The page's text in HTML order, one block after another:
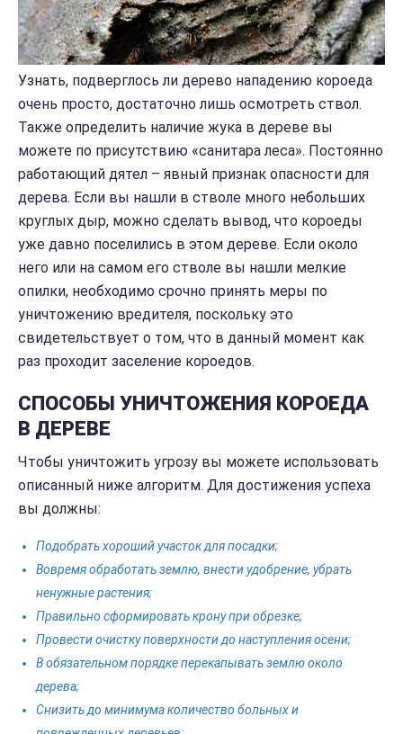
Узнать, подверглось ли дерево нападению короеда
очень просто, достаточно лишь осмотреть ствол.
Также определить наличие жука в дереве вы
можете по присутствию «санитара леса». Постоянно
работающий дятел – явный признак опасности для
дерева. Если вы нашли в стволе много небольших
круглых дыр, можно сделать вывод, что короеды
уже давно поселились в этом дереве. Если около
него или на самом его стволе вы нашли мелкие
опилки, необходимо срочно принять меры по
уничтожению вредителя, поскольку это
свидетельствует о том, что в данный момент как
раз проходит заселение короедов.
СПОСОБЫ УНИЧТОЖЕНИЯ КОРОЕДА
В ДЕРЕВЕ
Чтобы уничтожить угрозу вы можете использовать
описанный ниже алгоритм. Для достижения успеха
вы должны:
Подобрать хороший участок для посадки;
Вовремя обработать землю, внести удобрение, убрать
ненужные растения;
Правильно сформировать крону при обрезке;
Провести очистку поверхности до наступления осени;
В обязательном порядке перекапывать землю около
дерева;
Снизить до минимума количество больных и